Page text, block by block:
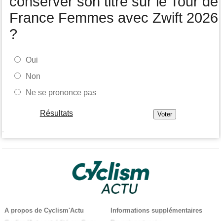
France Femmes avec Zwift 2026
?
Oui
Non
Ne se prononce pas
Résultats
-
A propos de Cyclism'Actu
Informations supplémentaires